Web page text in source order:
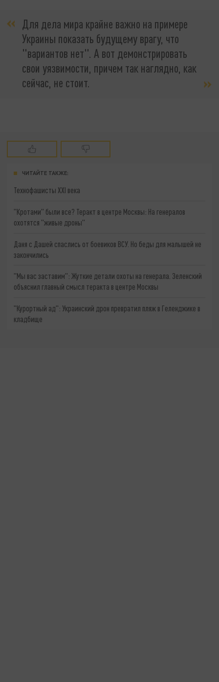
Для дела мира крайне важно на примере
Украины показать будущему врагу, что
"вариантов нет". А вот демонстрировать
свои уязвимости, причем так наглядно, как
сейчас, не стоит.
ЧИТАЙТЕ ТАКЖЕ:
Технофашисты XXI века
"Кротами" были все? Теракт в центре Москвы: На генералов
охотятся "живые дроны"
Даня с Дашей спаслись от боевиков ВСУ. Но беды для малышей не
закончились
"Мы вас заставим": Жуткие детали охоты на генерала. Зеленский
объяснил главный смысл теракта в центре Москвы
"Курортный ад": Украинский дрон превратил пляж в Геленджике в
кладбище